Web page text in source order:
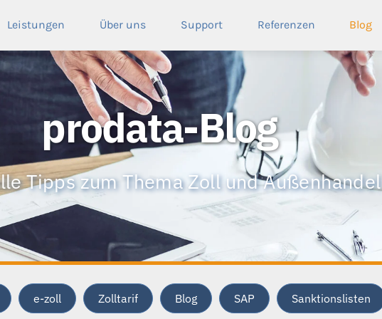
Leistungen Über uns Support Referenzen Blog
prodata-Blog
Tipps zum Thema Zoll und Außenhandel
e-zoll Zolltarif Blog SAP Sanktionslisten